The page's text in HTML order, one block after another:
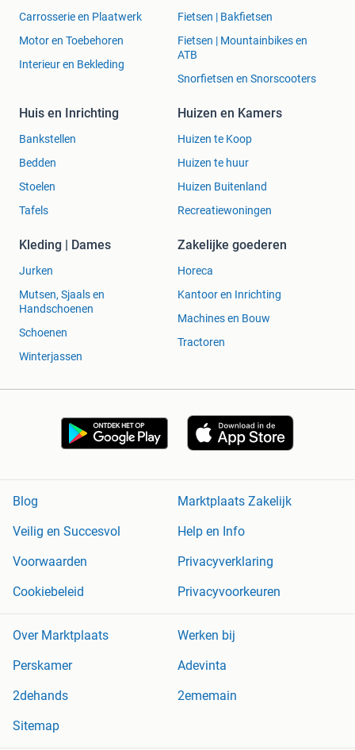
Carrosserie en Plaatwerk
Motor en Toebehoren
Interieur en Bekleding
Fietsen | Bakfietsen
Fietsen | Mountainbikes en
ATB
Snorfietsen en Snorscooters
Huis en Inrichting
Bankstellen
Bedden
Stoelen
Tafels
Huizen en Kamers
Huizen te Koop
Huizen te huur
Huizen Buitenland
Recreatiewoningen
Kleding | Dames
Jurken
Mutsen, Sjaals en
Handschoenen
Schoenen
Winterjassen
Zakelijke goederen
Horeca
Kantoor en Inrichting
Machines en Bouw
Tractoren
Blog
Marktplaats Zakelijk
Veilig en Succesvol
Help en Info
Voorwaarden
Privacyverklaring
Cookiebeleid
Privacyvoorkeuren
Over Marktplaats
Werken bij
Perskamer
Adevinta
2dehands
2ememain
Sitemap